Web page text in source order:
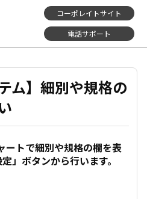
コーポレイトサイト
電話サポート
ム】細別や規格の
ートで細別や規格の欄を表
」ボタンから行います。